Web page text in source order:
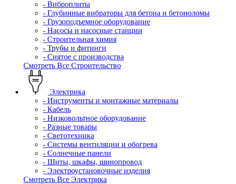
- Виброплиты
- Глубинные вибраторы для бетона и бетоноломы
- Грузоподъемное оборудование
- Насосы и насосные станции
- Строительная химия
- Трубы и фитинги
- Снятое с производства
Смотреть Все Строительство
Электрика
- Инструменты и монтажные материалы
- Кабель
- Низковольтное оборудование
- Разные товары
- Светотехника
- Системы вентиляции и обогрева
- Солнечные панели
- Щиты, шкафы, шинопровод
- Электроустановочные изделия
Смотреть Все Электрика